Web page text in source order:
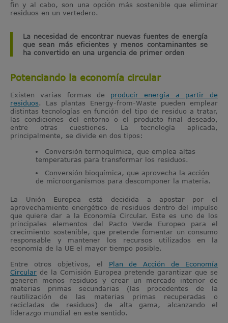
fin y al cabo, son una opción más sostenible que eliminar
residuos en un vertedero.
La necesidad de encontrar nuevas fuentes de energía
que sean más eficientes y menos contaminantes se
ha convertido en una urgencia de primer orden
Potenciando la economía circular
Existen varias formas de producir energía a partir de
residuos. Las plantas Energy-from-Waste pueden emplear
distintas tecnologías en función del tipo de residuo a tratar,
las condiciones del entorno o el producto final deseado,
entre otras cuestiones. La tecnología aplicada,
principalmente, se divide en dos tipos:
Conversión termoquímica, que emplea altas
temperaturas para transformar los residuos.
Conversión bioquímica, que aprovecha la acción
de microorganismos para descomponer la materia.
La Unión Europea está decidida a apostar por el
aprovechamiento energético de residuos dentro del impulso
que quiere dar a la Economía Circular. Este es uno de los
principales elementos del Pacto Verde Europeo para el
crecimiento sostenible, que pretende fomentar un consumo
responsable y mantener los recursos utilizados en la
economía de la UE el mayor tiempo posible.
Entre otros objetivos, el Plan de Acción de Economía
Circular de la Comisión Europea pretende garantizar que se
generen menos residuos y crear un mercado interior de
materias primas secundarias (las procedentes de la
reutilización de las materias primas recuperadas o
recicladas de residuos) de alta gama, alcanzando el
liderazgo mundial en este sentido.